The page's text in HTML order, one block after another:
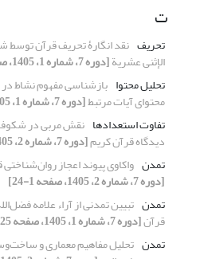
ت
تحریف نقد انگارۀ تحریف قرآن توسط
الإثنی عشریة[دوره 7، شماره 1، 1405، صفحه 69-86]
تحلیل محتوا بازشناسی مفهوم نشاط
محتوای آیات مرتبط[دوره 7، شماره 1، 1405، صفحه 49-68]
تفاوت استعدادها نقش مربی در
دیدگاه قرآن کریم[دوره 7، شماره 2، 1405، صفحه 99-118]
تمدن واکاوی پیوند اعجاز
[دوره 7، شماره 2، 1405، صفحه 1-24]
تمدن تبیین تمدنی از آراء علامه
قرآن[دوره 7، شماره 1، 1405، صفحه 25-47]
تمدن تحلیل مفاهیم معماری و